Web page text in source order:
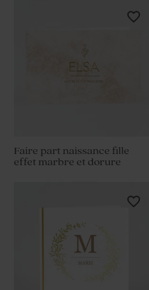
Faire part naissance fille
effet marbre et dorure